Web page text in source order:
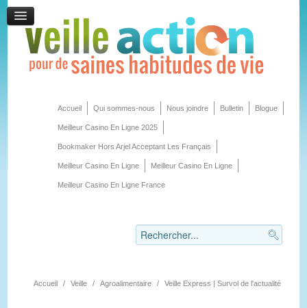
Accueil Qui sommes-nous Nous joindre Bulletin Blogue
Meilleur Casino En Ligne 2025
Bookmaker Hors Arjel Acceptant Les Français
Meilleur Casino En Ligne Meilleur Casino En Ligne
Meilleur Casino En Ligne France
Accueil / Veille / Agroalimentaire / Veille Express | Survol de l'actualité